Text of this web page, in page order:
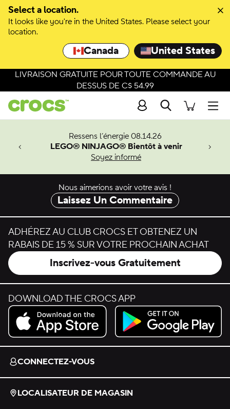
Select a location.
It looks like you're in the United States. Please select your
location.
Canada United States
Passer à la sélection de couleurs
Passer aux détails du produit
LIVRAISON GRATUITE POUR TOUTE COMMANDE AU
DESSUS DE C$ 54.99
Recherche
Ressens l’énergie 08.14.26
LEGO® NINJAGO® Bientôt à venir
Soyez informé
Man.
Nous aimerions avoir votre avis !
Laissez Un Commentaire
ADHÉREZ AU CLUB CROCS ET OBTENEZ UN
RABAIS DE 15 % SUR VOTRE PROCHAIN ACHAT
Inscrivez-vous Gratuitement
DOWNLOAD THE CROCS APP
Download on the App Store.
Get it on Google Play.
CONNECTEZ-VOUS
LOCALISATEUR DE MAGASIN